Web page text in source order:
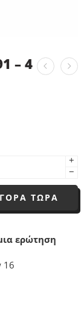
– 4
+
−
ΤΩΡΑ
ερώτηση
16